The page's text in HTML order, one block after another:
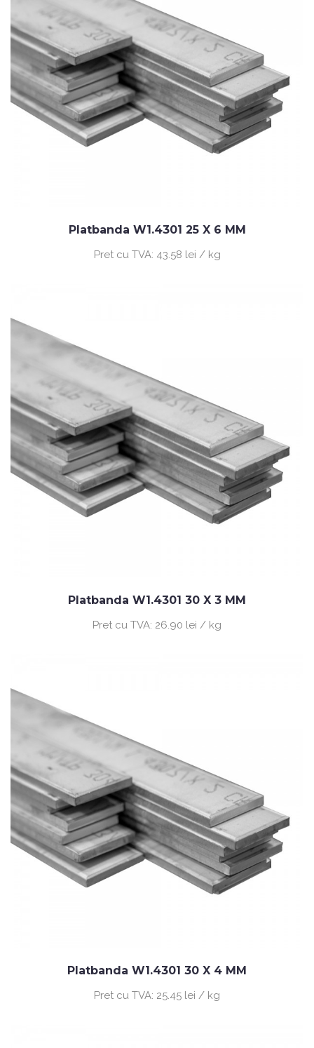
Platbanda W1.4301 25 X 6 MM
Pret cu TVA: 43.58 lei / kg
Platbanda W1.4301 30 X 3 MM
Pret cu TVA: 26.90 lei / kg
Platbanda W1.4301 30 X 4 MM
Pret cu TVA: 25.45 lei / kg